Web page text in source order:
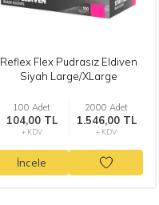
Reflex Flex Pudrasız Eldiven
Siyah Large/XLarge
100 Adet
104,00 TL
+ KDV
2000 Adet
1.546,00 TL
+ KDV
İncele